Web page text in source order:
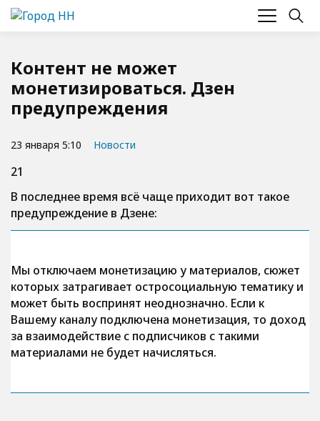
Контент не может
монетизироваться. Дзен
предупреждения
23 января 5:10 Новости
21
В последнее время всё чаще приходит вот такое
предупреждение в Дзене:
Мы отключаем монетизацию у материалов, сюжет
которых затрагивает остросоциальную тематику и
может быть воспринят неоднозначно. Если к
Вашему каналу подключена монетизация, то доход
за взаимодействие с подписчиков с такими
материалами не будет начисляться.